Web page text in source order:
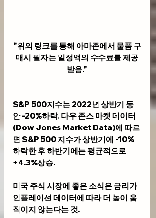
"위의 링크를 통해 아마존에서 물품 구
매시 필자는 일정액의 수수료를 제공
받음."
S&P 500지수는 2022년 상반기 동
안 -20%하락. 다우 존스 마켓 데이터
(Dow Jones Market Data)에 따르
면 S&P 500 지수가 상반기에 -10%
하락한 후 하반기에는 평균적으로
+4.3%상승.
미국 주식 시장에 좋은 소식은 금리가
인플레이션 데이터에 따라 더 높이 움
직이지 않는다는 것.